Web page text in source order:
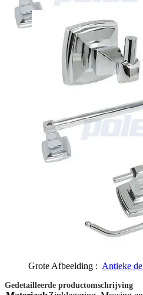
Grote Afbeelding : Antieke
Gedetailleerde productomschrijving